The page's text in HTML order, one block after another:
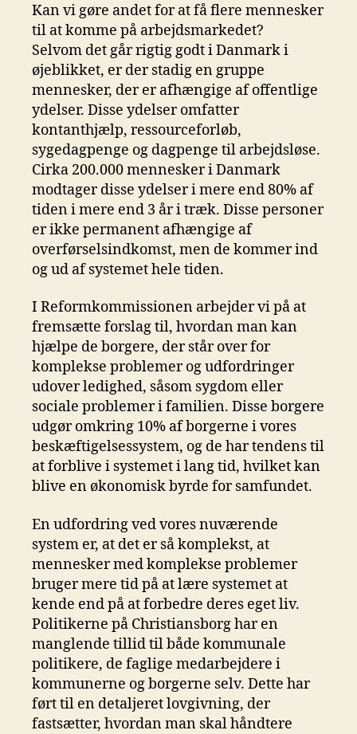
Kan vi gøre andet for at få flere mennesker
til at komme på arbejdsmarkedet?
Selvom det går rigtig godt i Danmark i
øjeblikket, er der stadig en gruppe
mennesker, der er afhængige af offentlige
ydelser. Disse ydelser omfatter
kontanthjælp, ressourceforløb,
sygedagpenge og dagpenge til arbejdsløse.
Cirka 200.000 mennesker i Danmark
modtager disse ydelser i mere end 80% af
tiden i mere end 3 år i træk. Disse personer
er ikke permanent afhængige af
overførselsindkomst, men de kommer ind
og ud af systemet hele tiden.
I Reformkommissionen arbejder vi på at
fremsætte forslag til, hvordan man kan
hjælpe de borgere, der står over for
komplekse problemer og udfordringer
udover ledighed, såsom sygdom eller
sociale problemer i familien. Disse borgere
udgør omkring 10% af borgerne i vores
beskæftigelsessystem, og de har tendens til
at forblive i systemet i lang tid, hvilket kan
blive en økonomisk byrde for samfundet.
En udfordring ved vores nuværende
system er, at det er så komplekst, at
mennesker med komplekse problemer
bruger mere tid på at lære systemet at
kende end på at forbedre deres eget liv.
Politikerne på Christiansborg har en
manglende tillid til både kommunale
politikere, de faglige medarbejdere i
kommunerne og borgerne selv. Dette har
ført til en detaljeret lovgivning, der
fastsætter, hvordan man skal håndtere